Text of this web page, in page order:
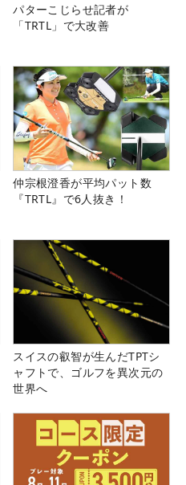
パターこじらせ記者が
「TRTL」で大改善
仲宗根澄香が平均パット数
『TRTL』で6人抜き！
スイスの叡智が生んだTPTシ
ャフトで、ゴルフを異次元の
世界へ